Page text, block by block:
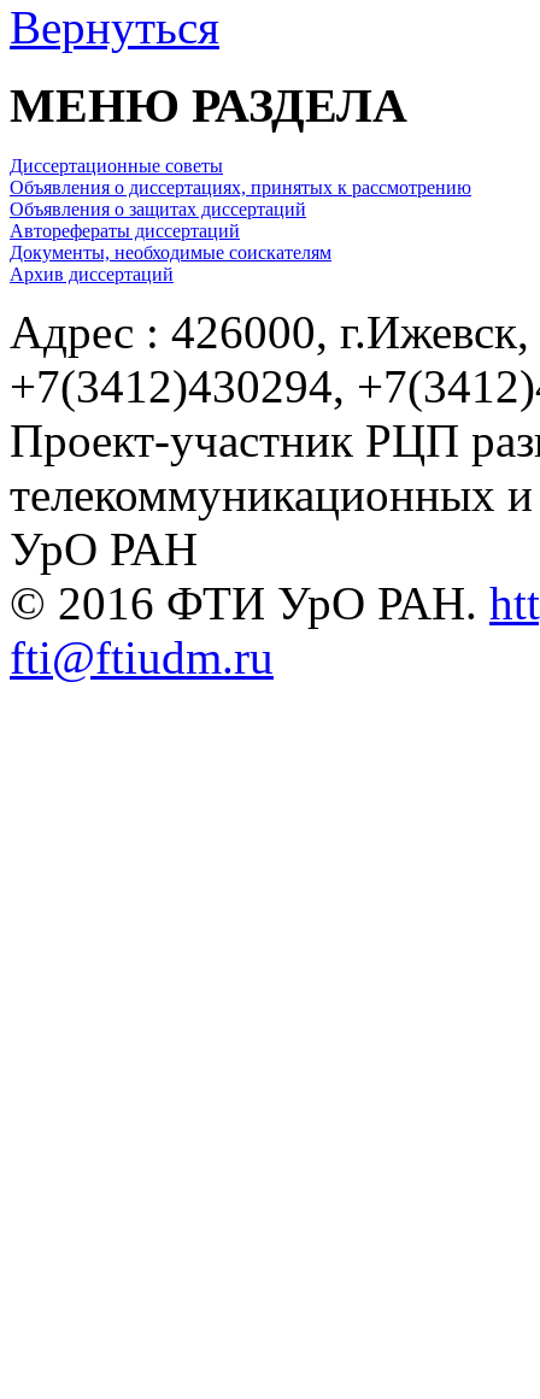
Вернуться
МЕНЮ РАЗДЕЛА
Диссертационные советы
Объявления о диссертациях, принятых к рассмотрению
Объявления о защитах диссертаций
Авторефераты диссертаций
Документы, необходимые соискателям
Архив диссертаций
Адрес : 426000,
+7(3412)430294,
Проект-участник РЦП
телекоммуникационных
УрО РАН
© 2016 ФТИ УрО РАН.
fti@ftiudm.ru